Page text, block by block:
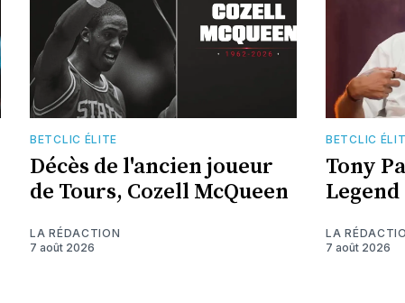
BETCLIC ÉLITE
Décès de l'ancien joueur
de Tours, Cozell McQueen
LA RÉDACTION
7 août 2026
BETCLIC
Tony
Legend
LA
7 août 2026